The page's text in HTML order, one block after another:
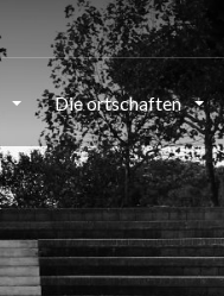
Die ortschaften